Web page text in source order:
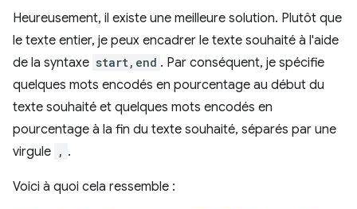
Heureusement, il existe une meilleure solution. Plutôt que
le texte entier, je peux encadrer le texte souhaité à l'aide
de la syntaxe start,end . Par conséquent, je spécifie
quelques mots encodés en pourcentage au début du
texte souhaité et quelques mots encodés en
pourcentage à la fin du texte souhaité, séparés par une
virgule , .
Voici à quoi cela ressemble :